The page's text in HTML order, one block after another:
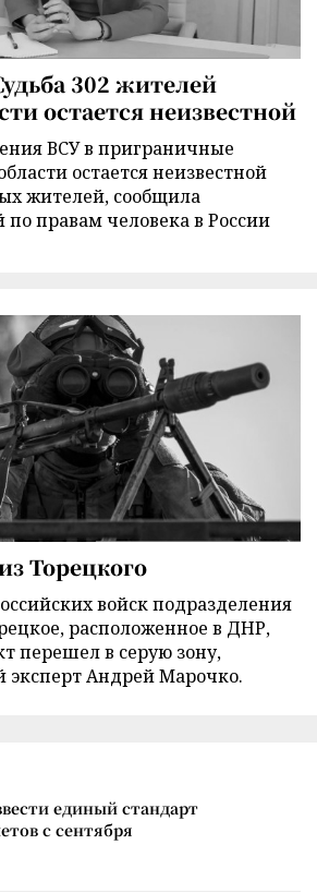
302 жителей
остается неизвестной
ВСУ в приграничные
остается неизвестной
жителей, сообщила
правам человека в России
Торецкого
войск подразделения
расположенное в ДНР,
перешел в серую зону,
эксперт Андрей Марочко.
единый стандарт
с сентября